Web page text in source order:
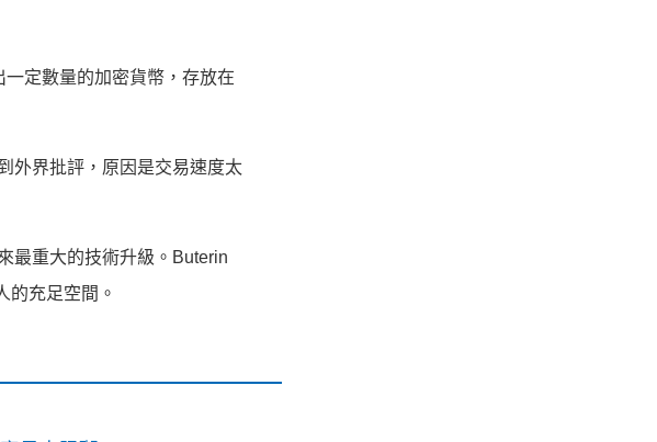
定數量的加密貨幣，存放在
外界批評，原因是交易速度太
最重大的技術升級。Buterin
的充足空間。